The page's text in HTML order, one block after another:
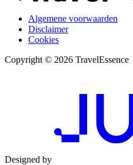
Algemene voorwaarden
Disclaimer
Cookies
Copyright © 2026 TravelEssence
Designed by